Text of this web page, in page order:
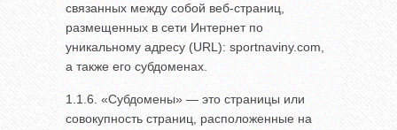
связанных между собой веб-страниц,
размещенных в сети Интернет по
уникальному адресу (URL): sportnaviny.com,
а также его субдоменах.
1.1.6. «Субдомены» — это страницы или
совокупность страниц, расположенные на